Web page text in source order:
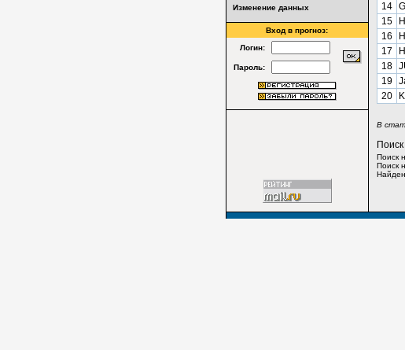
Изменение данных
Вход в прогноз:
Логин:
Пароль:
14
15
16
17
18
19
20
В
Поиск
Поиск